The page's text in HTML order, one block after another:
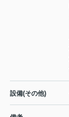
設備(その他)